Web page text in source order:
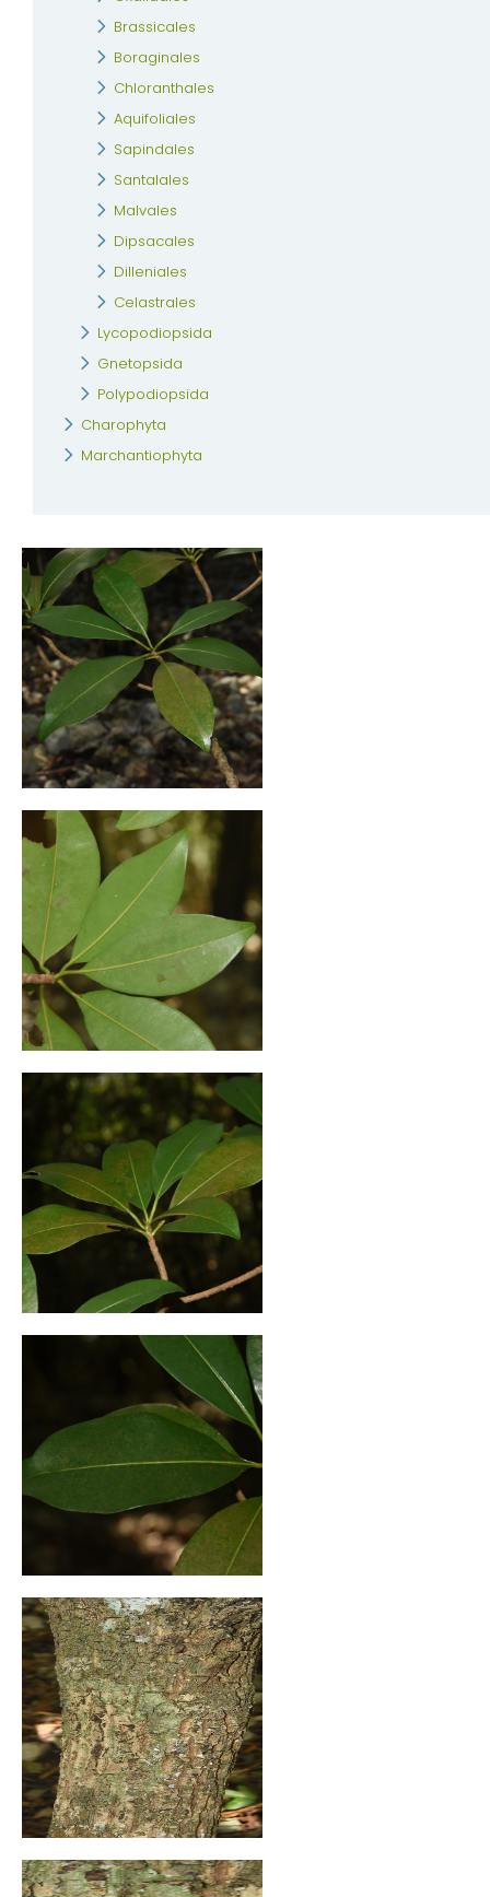
Brassicales
Boraginales
Chloranthales
Aquifoliales
Sapindales
Santalales
Malvales
Dipsacales
Dilleniales
Celastrales
Lycopodiopsida
Gnetopsida
Polypodiopsida
Charophyta
Marchantiophyta